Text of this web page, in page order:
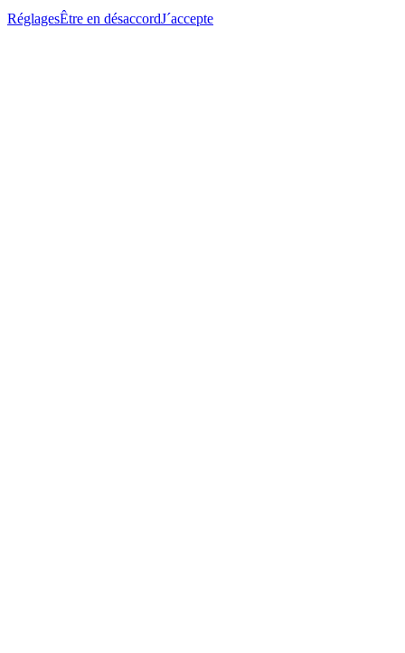
RéglagesÊtre en désaccordJ´accepte